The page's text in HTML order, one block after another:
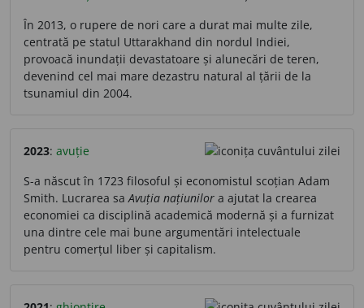
În 2013, o rupere de nori care a durat mai multe zile,
centrată pe statul Uttarakhand din nordul Indiei,
provoacă inundații devastatoare și alunecări de teren,
devenind cel mai mare dezastru natural al țării de la
tsunamiul din 2004.
2023: avuție
S-a născut în 1723 filosoful și economistul scoțian Adam
Smith. Lucrarea sa Avuția națiunilor a ajutat la crearea
economiei ca disciplină academică modernă și a furnizat
una dintre cele mai bune argumentări intelectuale
pentru comerțul liber și capitalism.